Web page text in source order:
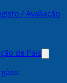
/ Avaliação
de Pais